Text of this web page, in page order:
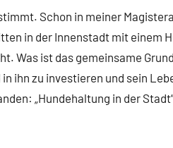
Schon in meiner
in der Innenstadt mit einem
Was ist das gemeinsame
in ihn zu investieren und sein
„Hundehaltung in der